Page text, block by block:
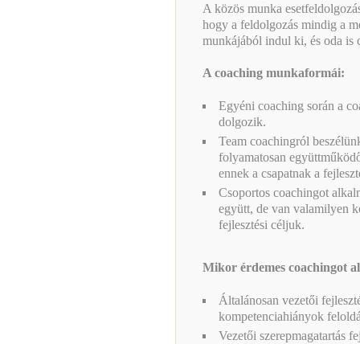
A közös munka
hogy a feldolgozás mindig a
munkájából indul ki, és oda is
A coaching munkaformái:
Egyéni coaching során a
dolgozik.
Team coachingról
folyamatosan
ennek a csapatnak a
Csoportos coachingot
együtt, de van valamilyen
fejlesztési céljuk.
Mikor érdemes coachingot
Általánosan vezetői
kompetenciahiányok
Vezetői szerepmagatartás